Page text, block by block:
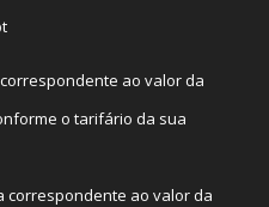
ao valor da
o tarifário da sua
correspondente ao valor da